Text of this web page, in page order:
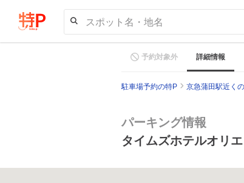
スポット名・地名
予約対象外 詳細情報
駐車場予約の特P 京急蒲田駅近く
パーキング情報
タイムズホテルオリ